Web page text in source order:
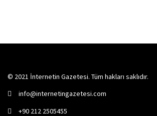
© 2021 İnternetin Gazetesi. Tüm hakları saklıdır.
info@internetingazetesi.com
+90 212 2505455